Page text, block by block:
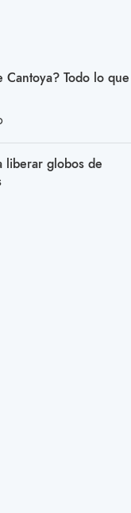
Todo lo que
liberar globos de